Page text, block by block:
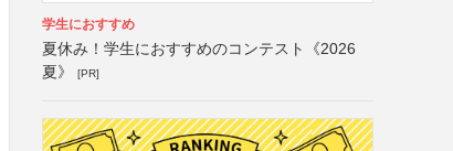
学生におすすめ
夏休み！学生におすすめのコンテスト《2026
夏》
[PR]